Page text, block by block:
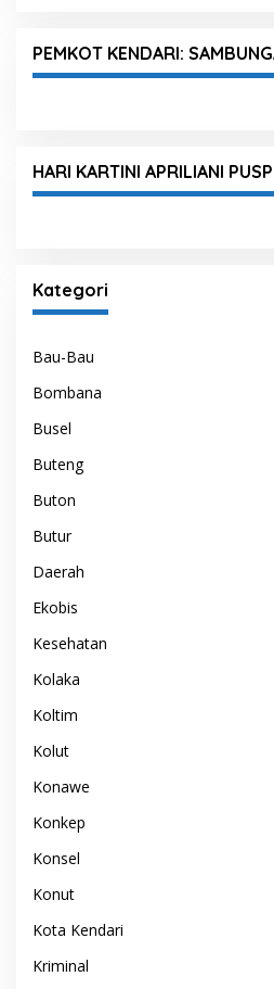
PEMKOT KENDARI:
HARI KARTINI APRILIANI
Kategori
Bau-Bau
Bombana
Busel
Buteng
Buton
Butur
Daerah
Ekobis
Kesehatan
Kolaka
Koltim
Kolut
Konawe
Konkep
Konsel
Konut
Kota Kendari
Kriminal